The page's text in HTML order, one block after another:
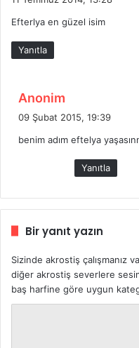
i
k
i
Efterlya en güzel isim
Yanıtla
Anonim
i
09 Şubat 2015, 19:39
benim adım eftelya
Yanıtla
Bir yanıt yazın
Sizinde akrostiş çalışmanız
diğer akrostiş severlere
baş harfine göre uygun